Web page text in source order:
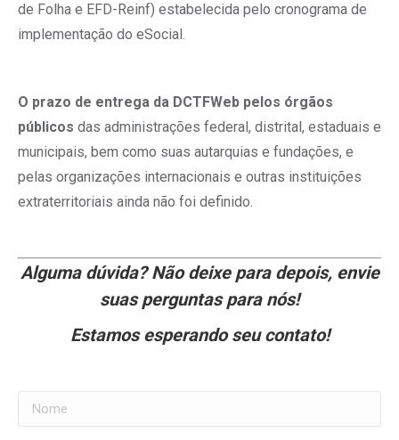
de Folha e EFD-Reinf) estabelecida pelo cronograma de
implementação do eSocial.
O prazo de entrega da DCTFWeb pelos órgãos
públicos das administrações federal, distrital, estaduais e
municipais, bem como suas autarquias e fundações, e
pelas organizações internacionais e outras instituições
extraterritoriais ainda não foi definido.
Alguma dúvida? Não deixe para depois, envie
suas perguntas para nós!
Estamos esperando seu contato!